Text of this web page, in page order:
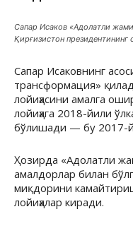
Сапар Исаков «Адолатли
Қирғизистон президентининг
Сапар Исаковнинг
трансформация»
лойиҳасини амалга
лойиҳага 2018-йили
бўлишади — бу 2017-
Ҳозирда «Адолатли
амалдорлар билан
миқдорини
лойиҳалар киради.